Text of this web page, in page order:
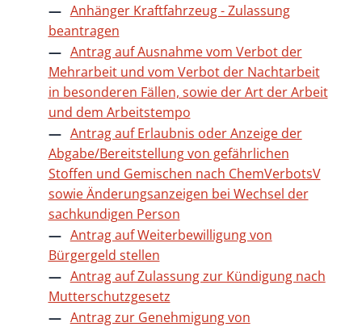
Anhänger Kraftfahrzeug - Zulassung
beantragen
Antrag auf Ausnahme vom Verbot der
Mehrarbeit und vom Verbot der Nachtarbeit
in besonderen Fällen, sowie der Art der Arbeit
und dem Arbeitstempo
Antrag auf Erlaubnis oder Anzeige der
Abgabe/Bereitstellung von gefährlichen
Stoffen und Gemischen nach ChemVerbotsV
sowie Änderungsanzeigen bei Wechsel der
sachkundigen Person
Antrag auf Weiterbewilligung von
Bürgergeld stellen
Antrag auf Zulassung zur Kündigung nach
Mutterschutzgesetz
Antrag zur Genehmigung von